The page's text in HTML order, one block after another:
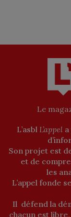
Le
L’asbl L’appel
Son projet est
et de
les
L’appel fonde
Il défend la
chacun est